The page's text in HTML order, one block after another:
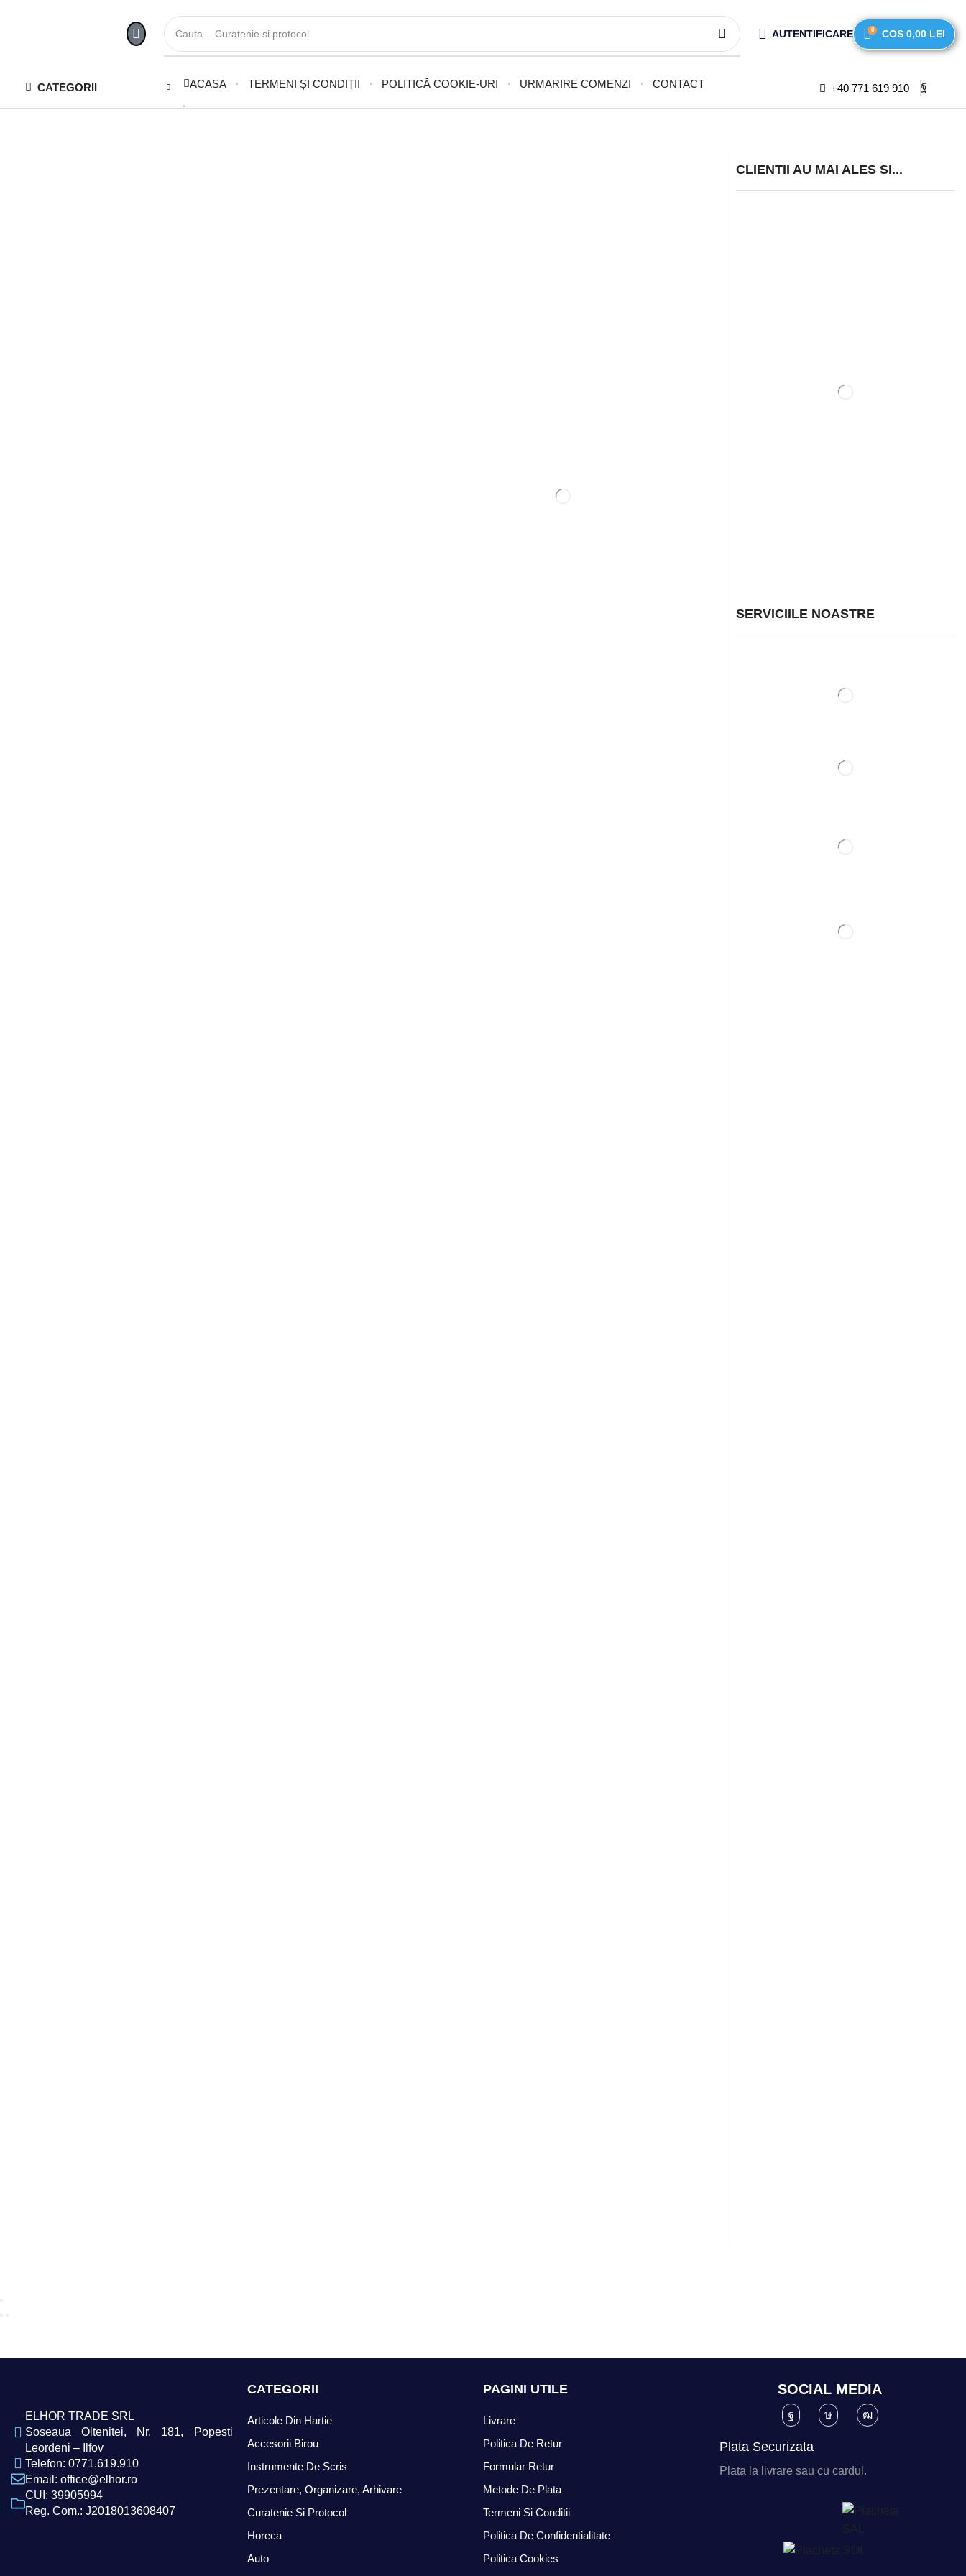
Cauta... Curatenie si protocol AUTENTIFICARE 0 COS 0,00 LEI
CATEGORII ACASA TERMENI ȘI CONDIȚII POLITICĂ COOKIE-URI URMARIRE COMENZI CONTACT +40 771 619 910
CLIENTII AU MAI ALES SI...
SERVICIILE NOASTRE
ELHOR TRADE SRL
Soseaua Oltenitei, Nr. 181, Popesti
Leordeni – Ilfov
Telefon: 0771.619.910
Email: office@elhor.ro
CUI: 39905994
Reg. Com.: J2018013608407
CATEGORII
Articole Din Hartie
Accesorii Birou
Instrumente De Scris
Prezentare, Organizare, Arhivare
Curatenie Si Protocol
Horeca
Auto
PAGINI UTILE
Livrare
Politica De Retur
Formular Retur
Metode De Plata
Termeni Si Conditii
Politica De Confidentialitate
Politica Cookies
SOCIAL MEDIA
Plata Securizata
Plata la livrare sau cu cardul.